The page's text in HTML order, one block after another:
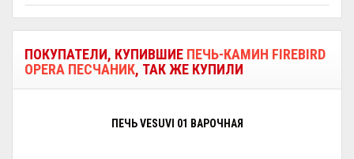
ПОКУПАТЕЛИ, КУПИВШИЕ ПЕЧЬ-КАМИН FIREBIRD
OPERA ПЕСЧАНИК, ТАК ЖЕ КУПИЛИ
ПЕЧЬ VESUVI 01 ВАРОЧНАЯ